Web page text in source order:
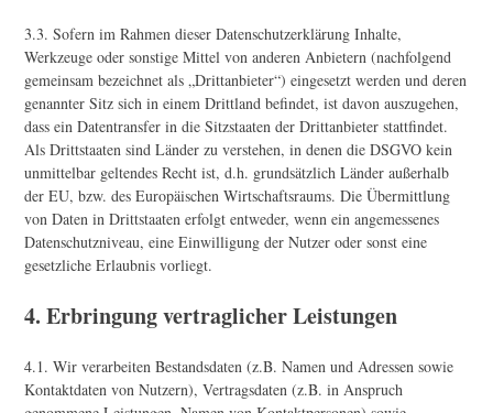
3.3. Sofern im Rahmen dieser Datenschutzerklärung Inhalte,
Werkzeuge oder sonstige Mittel von anderen Anbietern (nachfolgend
gemeinsam bezeichnet als „Drittanbieter“) eingesetzt werden und deren
genannter Sitz sich in einem Drittland befindet, ist davon auszugehen,
dass ein Datentransfer in die Sitzstaaten der Drittanbieter stattfindet.
Als Drittstaaten sind Länder zu verstehen, in denen die DSGVO kein
unmittelbar geltendes Recht ist, d.h. grundsätzlich Länder außerhalb
der EU, bzw. des Europäischen Wirtschaftsraums. Die Übermittlung
von Daten in Drittstaaten erfolgt entweder, wenn ein angemessenes
Datenschutzniveau, eine Einwilligung der Nutzer oder sonst eine
gesetzliche Erlaubnis vorliegt.
4. Erbringung vertraglicher Leistungen
4.1. Wir verarbeiten Bestandsdaten (z.B. Namen und Adressen sowie
Kontaktdaten von Nutzern), Vertragsdaten (z.B. in Anspruch